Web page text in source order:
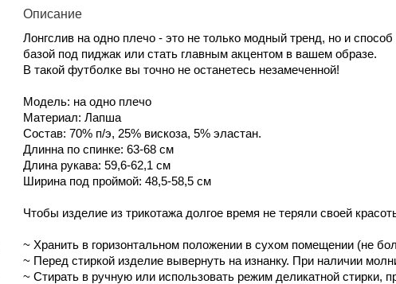
Описание
Лонгслив на одно плечо - это не только модный тренд, но и
базой под пиджак или стать главным акцентом в вашем образе.
В такой футболке вы точно не останетесь незамеченной!
Модель: на одно плечо
Материал: Лапша
Состав: 70% п/э, 25% вискоза, 5% эластан.
Длинна по спинке: 63-68 см
Длина рукава: 59,6-62,1 см
Ширина под проймой: 48,5-58,5 см
Чтобы изделие из трикотажа долгое время не теряли своей
~ Хранить в горизонтальном положении в сухом помещении (не
~ Перед стиркой изделие вывернуть на изнанку. При наличии
~ Стирать в ручную или использовать режим деликатной стирки,